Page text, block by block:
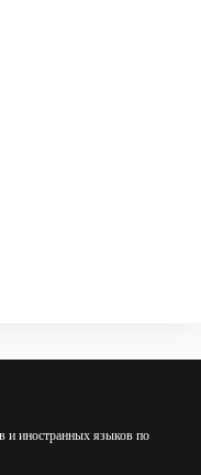
и иностранных языков по